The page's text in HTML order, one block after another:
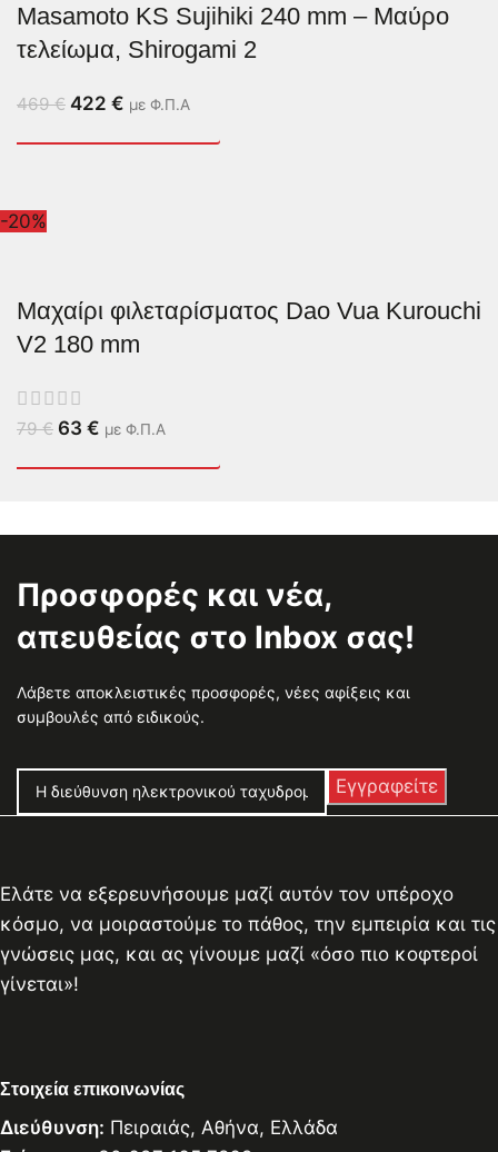
Masamoto KS Sujihiki 240 mm – Μαύρο
τελείωμα, Shirogami 2
469€ 422 € με Φ.Π.Α
-20%
Μαχαίρι φιλεταρίσματος Dao Vua Kurouchi
V2 180 mm
79€ 63 € με Φ.Π.Α
Προσφορές και νέα,
απευθείας στο Inbox σας!
Λάβετε αποκλειστικές προσφορές, νέες αφίξεις και
συμβουλές από ειδικούς.
Ελάτε να εξερευνήσουμε μαζί αυτόν τον υπέροχο
κόσμο, να μοιραστούμε το πάθος, την εμπειρία και τις
γνώσεις μας, και ας γίνουμε μαζί «όσο πιο κοφτεροί
γίνεται»!
Στοιχεία επικοινωνίας
Διεύθυνση: Πειραιάς, Αθήνα, Ελλάδα